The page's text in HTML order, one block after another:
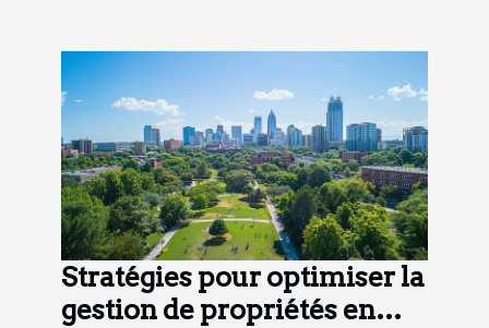
Stratégies pour optimiser la
gestion de propriétés en